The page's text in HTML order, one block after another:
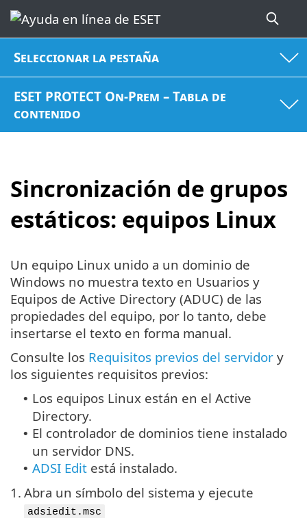
Seleccionar la pestaña
ESET PROTECT On-Prem – Tabla de
contenido
Sincronización de grupos
estáticos: equipos Linux
Un equipo Linux unido a un dominio de
Windows no muestra texto en Usuarios y
Equipos de Active Directory (ADUC) de las
propiedades del equipo, por lo tanto, debe
insertarse el texto en forma manual.
Consulte los Requisitos previos del servidor y
los siguientes requisitos previos:
• Los equipos Linux están en el Active
Directory.
• El controlador de dominios tiene instalado
un servidor DNS.
• ADSI Edit está instalado.
1. Abra un símbolo del sistema y ejecute
adsiedit.msc